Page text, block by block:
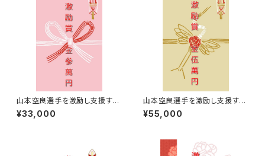
山本空良選手を激励し支援する
￥33,000【激励賞】
¥33,000
山本空良選手を激励し支援する
￥55,000【激励賞】
¥55,000